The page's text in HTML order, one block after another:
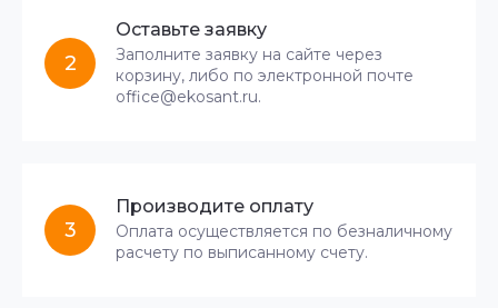
2
Оставьте заявку
Заполните заявку на сайте через
корзину, либо по электронной почте
office@ekosant.ru.
3
Производите оплату
Оплата осуществляется по безналичному
расчету по выписанному счету.